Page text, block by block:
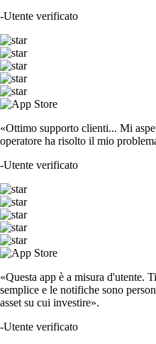
-Utente verificato
«Ottimo supporto clienti... Mi
operatore ha risolto il mio
-Utente verificato
«Questa app è a misura d'utente.
semplice e le notifiche sono
asset su cui investire».
-Utente verificato